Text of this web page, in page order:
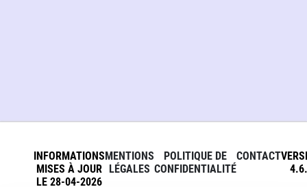
INFORMATIONS
MISES À JOUR
LE 28-04-2026
MENTIONS
LÉGALES
POLITIQUE DE
CONFIDENTIALITÉ
CONTACT